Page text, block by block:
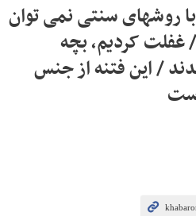
روشهای سنتی نمی توان
کردیم، بچه
/ این فتنه از جنس